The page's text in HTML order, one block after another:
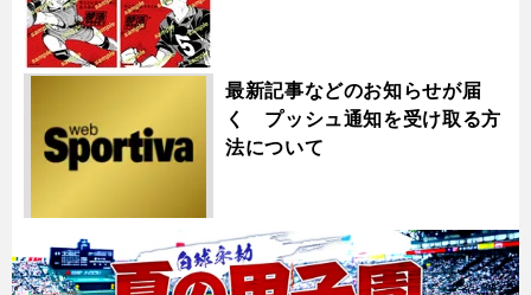
最新記事などのお知らせが届
く プッシュ通知を受け取る方
法について